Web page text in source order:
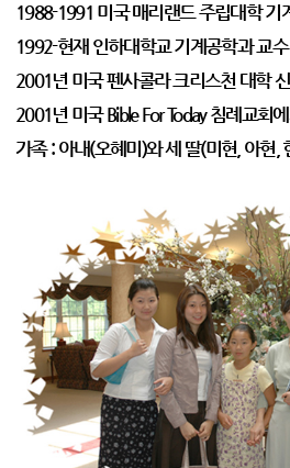
1988-1991 미국 매리랜드 주립대학 기
1992-현재 인하대학교 기계공학과 교수
2001년 미국 펜사콜라 크리스천 대학
2001년 미국 Bible For Today 침례교회
가족 : 아내(오혜미)와 세 딸(미현, 아현,